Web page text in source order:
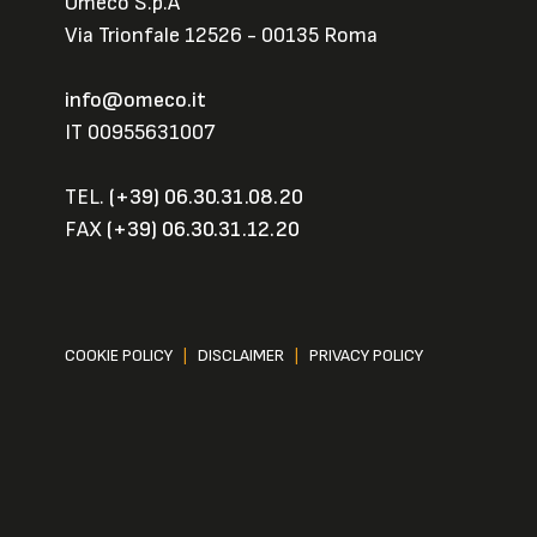
Via Trionfale 12526 - 00135 Roma
info@omeco.it
IT 00955631007
TEL. (+39) 06.30.31.08.20
FAX (+39) 06.30.31.12.20
COOKIE POLICY DISCLAIMER PRIVACY POLICY